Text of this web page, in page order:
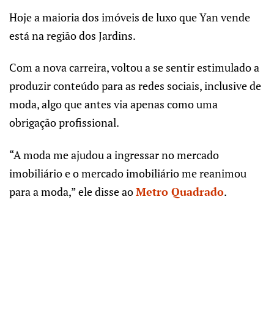
Hoje a maioria dos imóveis de luxo que Yan vende
está na região dos Jardins.
Com a nova carreira, voltou a se sentir estimulado a
produzir conteúdo para as redes sociais, inclusive de
moda, algo que antes via apenas como uma
obrigação profissional.
“A moda me ajudou a ingressar no mercado
imobiliário e o mercado imobiliário me reanimou
para a moda,” ele disse aoMetro Quadrado.